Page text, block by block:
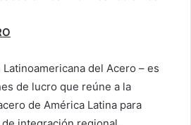
del Acero – es
de lucro que reúne a la
de América Latina para